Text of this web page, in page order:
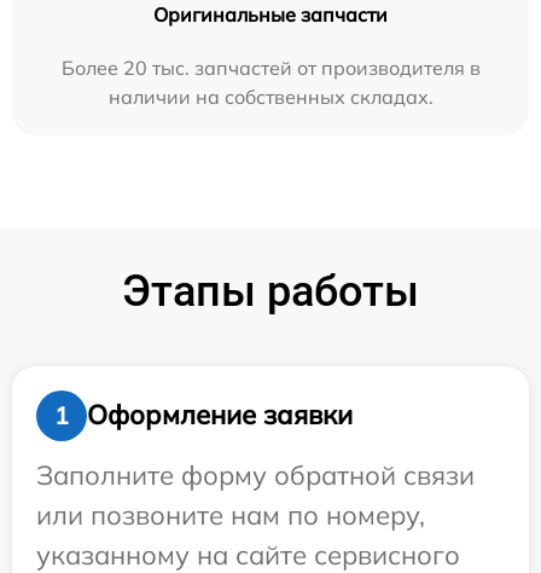
Оригинальные запчасти
Более 20 тыс. запчастей от производителя в
наличии на собственных складах.
Этапы работы
1
Оформление заявки
Заполните форму обратной связи
или позвоните нам по номеру,
указанному на сайте сервисного